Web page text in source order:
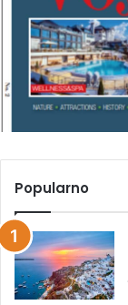
A
Popularno